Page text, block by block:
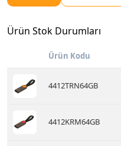
Ürün Stok Durumları
Ürün Kodu
4412TRN64GB
4412KRM64GB